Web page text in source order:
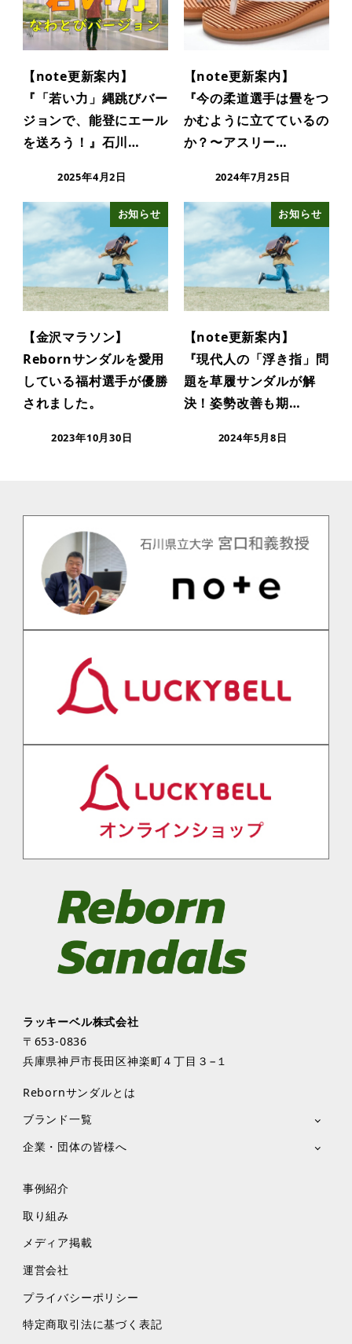
【note更新案内】
『「若い力」縄跳びバー
ジョンで、能登にエール
を送ろう！』石川…
2025年4月2日
【note更新案内】
『今の柔道選手は畳をつ
かむように立てているの
か？〜アスリー…
2024年7月25日
お知らせ
【金沢マラソン】
Rebornサンダルを愛用
している福村選手が優勝
されました。
2023年10月30日
お知らせ
【note更新案内】
『現代人の「浮き指」問
題を草履サンダルが解
決！姿勢改善も期…
2024年5月8日
ラッキーベル株式会社
〒653-0836
兵庫県神戸市長田区神楽町４丁目３−１
Rebornサンダルとは
ブランド一覧
企業・団体の皆様へ
事例紹介
取り組み
メディア掲載
運営会社
プライバシーポリシー
特定商取引法に基づく表記